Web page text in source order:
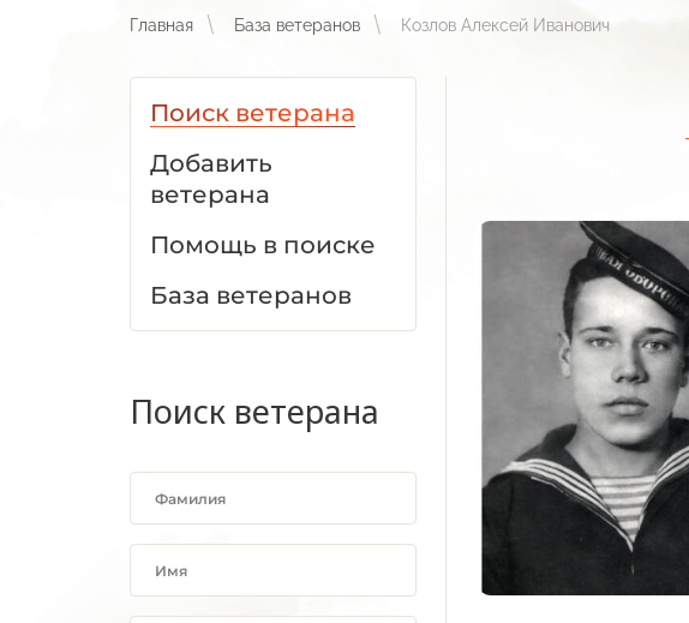
Главная База ветеранов Козлов Алексей Иванович
Поиск ветерана
Добавить
ветерана
Помощь в поиске
База ветеранов
Поиск ветерана